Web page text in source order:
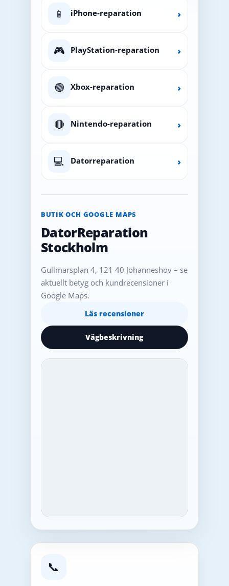
📱 iPhone-reparation ›
🎮 PlayStation-reparation ›
🟢 Xbox-reparation ›
🔴 Nintendo-reparation ›
💻 Datorreparation ›
BUTIK OCH GOOGLE MAPS
DatorReparation
Stockholm
Gullmarsplan 4, 121 40 Johanneshov – se
aktuellt betyg och kundrecensioner i
Google Maps.
Läs recensioner
Vägbeskrivning
📞